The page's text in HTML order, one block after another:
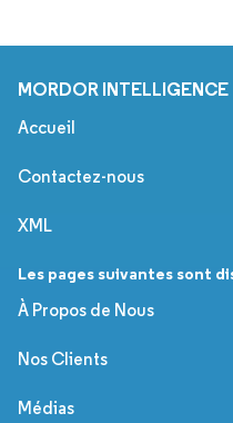
MORDOR INTELLIGENCE
Accueil
Contactez-nous
XML
Les pages suivantes sont
À Propos de Nous
Nos Clients
Médias